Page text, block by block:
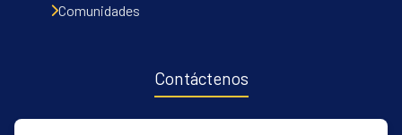
Comunidades
Contáctenos